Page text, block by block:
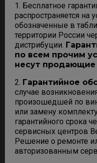
1. Бесплатное
распространяется на
обозначенные в
территории России
дистрибуции.
по всем прочим
несут продающие
2. Гарантийное
случае
произошедшей по
или замену
гарантийного срока
сервисных центров
Решение о ремонте
авторизованным